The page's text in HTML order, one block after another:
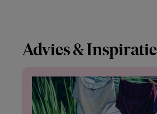
Advies & Inspiratie